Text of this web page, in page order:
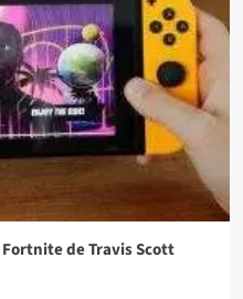
de Travis Scott